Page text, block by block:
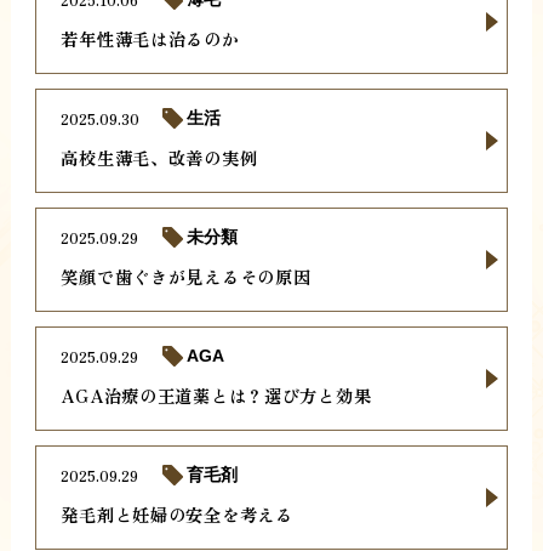
若年性薄毛は治るのか
高校生薄毛、改善の実例
2025.09.30 生活
笑顔で歯ぐきが見えるその原因
2025.09.29 未分類
AGA治療の王道薬とは？選び方と効果
2025.09.29 AGA
発毛剤と妊婦の安全を考える
2025.09.29 育毛剤